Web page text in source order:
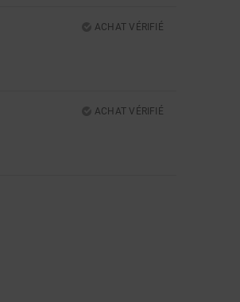
ACHAT VÉRIFIÉ
ACHAT VÉRIFIÉ